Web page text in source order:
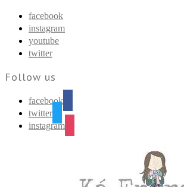
facebook
instagram
youtube
twitter
Follow us
facebook
twitter
instagram